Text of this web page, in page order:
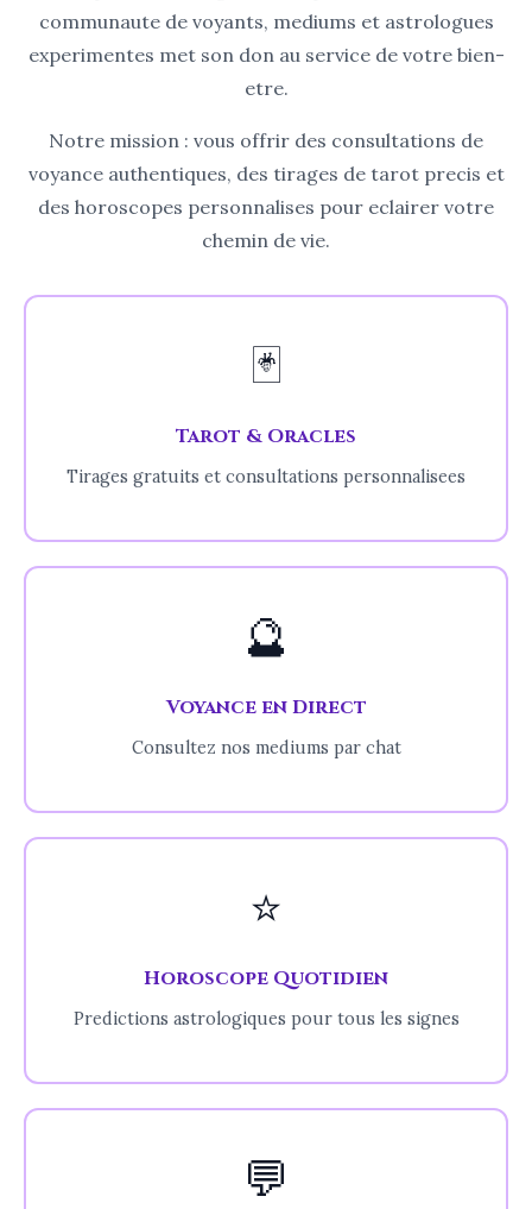
communaute de voyants, mediums et astrologues
experimentes met son don au service de votre bien-
etre.
Notre mission : vous offrir des consultations de
voyance authentiques, des tirages de tarot precis et
des horoscopes personnalises pour eclairer votre
chemin de vie.
🃏
Tarot & Oracles
Tirages gratuits et consultations personnalisees
🔮
Voyance en Direct
Consultez nos mediums par chat
⭐
Horoscope Quotidien
Predictions astrologiques pour tous les signes
💬